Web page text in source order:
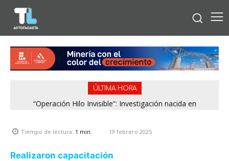
ÚLTIMA HORA
“Operación Hilo Invisible”: Investigación nacida en
Tiempo de lectura: 1 min. 19 febrero 2025
Realizaron capacitación